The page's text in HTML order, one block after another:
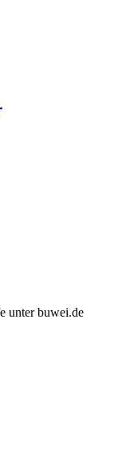
unter buwei.de